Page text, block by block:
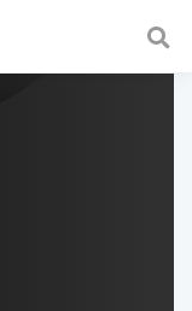
fast and